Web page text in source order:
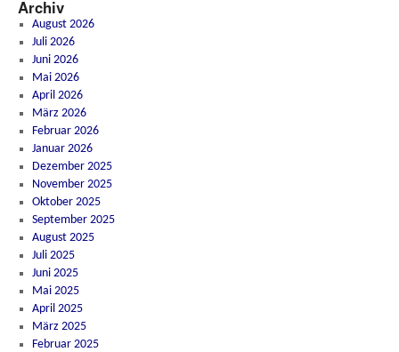
Archiv
August 2026
Juli 2026
Juni 2026
Mai 2026
April 2026
März 2026
Februar 2026
Januar 2026
Dezember 2025
November 2025
Oktober 2025
September 2025
August 2025
Juli 2025
Juni 2025
Mai 2025
April 2025
März 2025
Februar 2025